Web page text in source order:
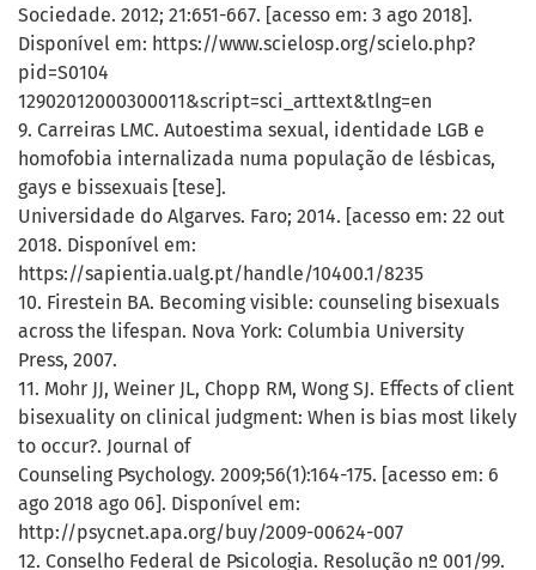
Sociedade. 2012; 21:651-667. [acesso em: 3 ago 2018].
Disponível em: https://www.scielosp.org/scielo.php?
pid=S0104
12902012000300011&script=sci_arttext&tlng=en
9. Carreiras LMC. Autoestima sexual, identidade LGB e
homofobia internalizada numa população de lésbicas,
gays e bissexuais [tese].
Universidade do Algarves. Faro; 2014. [acesso em: 22 out
2018. Disponível em:
https://sapientia.ualg.pt/handle/10400.1/8235
10. Firestein BA. Becoming visible: counseling bisexuals
across the lifespan. Nova York: Columbia University
Press, 2007.
11. Mohr JJ, Weiner JL, Chopp RM, Wong SJ. Effects of client
bisexuality on clinical judgment: When is bias most likely
to occur?. Journal of
Counseling Psychology. 2009;56(1):164-175. [acesso em: 6
ago 2018 ago 06]. Disponível em:
http://psycnet.apa.org/buy/2009-00624-007
12. Conselho Federal de Psicologia. Resolução nº 001/99.